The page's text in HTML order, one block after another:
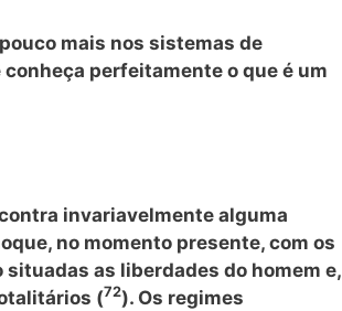
mais nos sistemas de
perfeitamente o que é um
invariavelmente alguma
no momento presente, com os
as liberdades do homem e,
(72). Os regimes